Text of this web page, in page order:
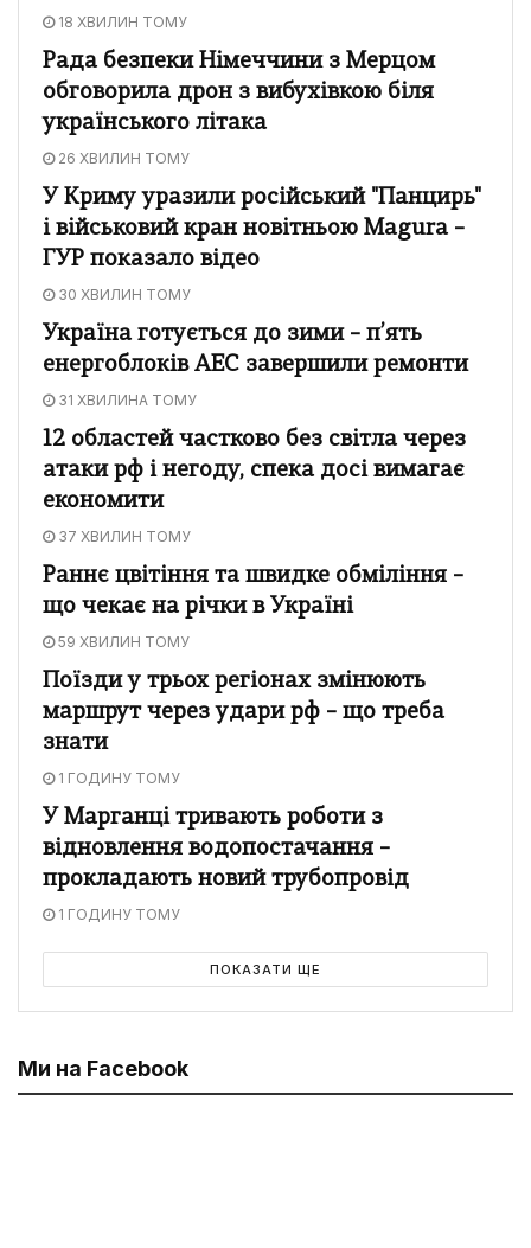
18 ХВИЛИН ТОМУ
Рада безпеки Німеччини з Мерцом
обговорила дрон з вибухівкою біля
українського літака
26 ХВИЛИН ТОМУ
У Криму уразили російський "Панцирь"
і військовий кран новітньою Magura –
ГУР показало відео
30 ХВИЛИН ТОМУ
Україна готується до зими – п’ять
енергоблоків АЕС завершили ремонти
31 ХВИЛИНА ТОМУ
12 областей частково без світла через
атаки рф і негоду, спека досі вимагає
економити
37 ХВИЛИН ТОМУ
Раннє цвітіння та швидке обміління –
що чекає на річки в Україні
59 ХВИЛИН ТОМУ
Поїзди у трьох регіонах змінюють
маршрут через удари рф – що треба
знати
1 ГОДИНУ ТОМУ
У Марганці тривають роботи з
відновлення водопостачання –
прокладають новий трубопровід
1 ГОДИНУ ТОМУ
ПОКАЗАТИ ЩЕ
Ми на Facebook